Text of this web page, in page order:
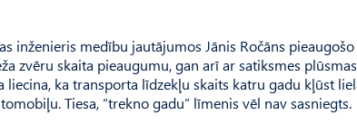
inženieris medību jautājumos Jānis Ročāns
zvēru skaita pieaugumu, gan arī ar satiksmes
ka transporta līdzekļu skaits katru gadu kļūst
Tiesa, “trekno gadu” līmenis vēl nav sasniegts.